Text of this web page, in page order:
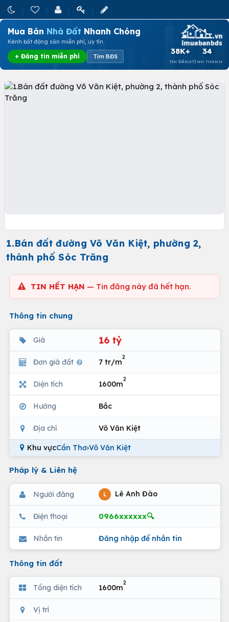
Mua Bán Nhà Đất Nhanh Chóng
Kênh bất động sản miễn phí, uy tín
+ Đăng tin miễn phí Tìm BĐS
38K+
TIN ĐĂNG
34
TỈNH THÀNH
1.Bán đất đường Võ Văn Kiệt, phường 2,
thành phố Sóc Trăng
TIN HẾT HẠN — Tin đăng này đã hết hạn.
Thông tin chung
Giá 16 tỷ
Đơn giá đất 7 tr/m
2
Diện tích 1600m
2
Hướng Bắc
Địa chỉ Võ Văn Kiệt
Khu vựcCần Thơ›Võ Văn Kiệt
Pháp lý & Liên hệ
Người đăng L Lê Anh Đào
Điện thoại 0966xxxxxx🔍
Nhắn tin Đăng nhập để nhắn tin
Thông tin đất
Tổng diện tích 1600m
2
Vị trí